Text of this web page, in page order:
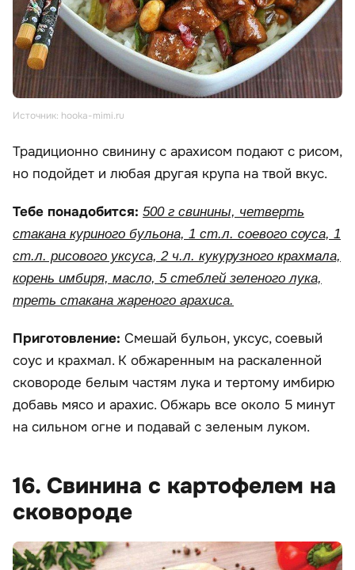
Источник: hooka-mimi.ru
Традиционно свинину с арахисом подают с рисом,
но подойдет и любая другая крупа на твой вкус.
Тебе понадобится: 500 г свинины, четверть
стакана куриного бульона, 1 ст.л. соевого соуса, 1
ст.л. рисового уксуса, 2 ч.л. кукурузного крахмала,
корень имбиря, масло, 5 стеблей зеленого лука,
треть стакана жареного арахиса.
Приготовление: Смешай бульон, уксус, соевый
соус и крахмал. К обжаренным на раскаленной
сковороде белым частям лука и тертому имбирю
добавь мясо и арахис. Обжарь все около 5 минут
на сильном огне и подавай с зеленым луком.
16. Свинина с картофелем на
сковороде